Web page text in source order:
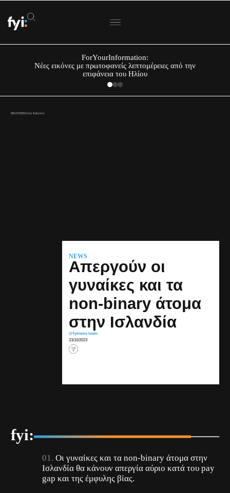
ForYourInformation:
Νέες εικόνες με πρωτοφανείς λεπτομέρειες από την
επιφάνεια του Ηλίου
REUTERS/Ints Kalnins
NEWS
Απεργούν οι
γυναίκες και τα
non-binary άτομα
στην Ισλανδία
@fyinews team
23/10/2023
fyi:
Οι γυναίκες και τα non-binary άτομα στην
Ισλανδία θα κάνουν απεργία αύριο κατά του pay
gap και της έμφυλης βίας.